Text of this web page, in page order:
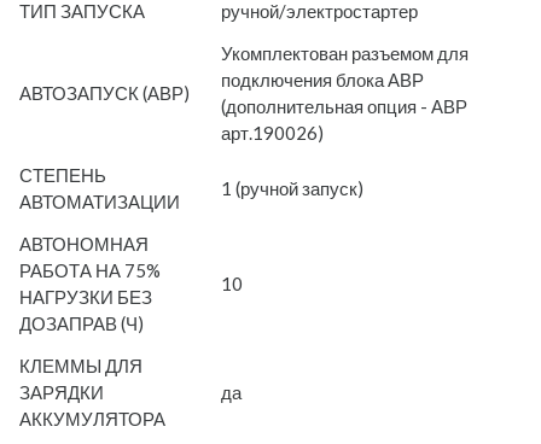
ТИП ЗАПУСКА ручной/электростартер
АВТОЗАПУСК (АВР)
Укомплектован разъемом для
подключения блока АВР
(дополнительная опция - АВР
арт.190026)
СТЕПЕНЬ
АВТОМАТИЗАЦИИ
1 (ручной запуск)
АВТОНОМНАЯ
РАБОТА НА 75%
НАГРУЗКИ БЕЗ
ДОЗАПРАВ (Ч)
10
КЛЕММЫ ДЛЯ
ЗАРЯДКИ
АККУМУЛЯТОРА
да